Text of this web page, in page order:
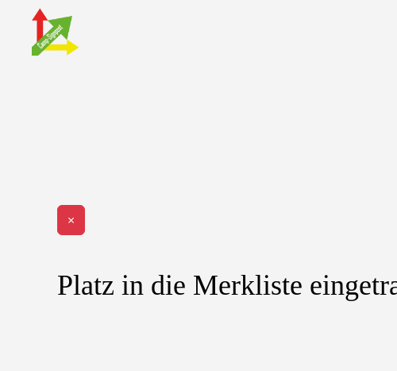
Zum Hauptinhalt springen
×
Platz in die Merkliste